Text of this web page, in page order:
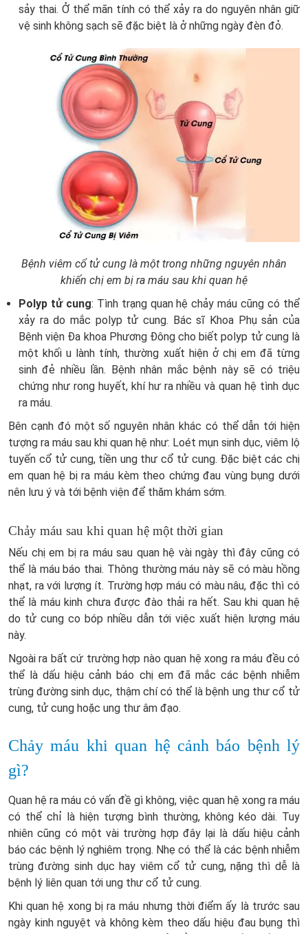
sảy thai. Ở thể mãn tính có thể xảy ra do nguyên nhân giữ
vệ sinh không sạch sẽ đặc biệt là ở những ngày đèn đỏ.
Bệnh viêm cổ tử cung là một trong những nguyên nhân
khiến chị em bị ra máu sau khi quan hệ
Polyp tử cung: Tình trạng quan hệ chảy máu cũng có thể
xảy ra do mắc polyp tử cung. Bác sĩ Khoa Phụ sản của
Bệnh viện Đa khoa Phương Đông cho biết polyp tử cung là
một khối u lành tính, thường xuất hiện ở chị em đã từng
sinh đẻ nhiều lần. Bệnh nhân mắc bệnh này sẽ có triệu
chứng như rong huyết, khí hư ra nhiều và quan hệ tình dục
ra máu.
Bên cạnh đó một số nguyên nhân khác có thể dẫn tới hiện
tượng ra máu sau khi quan hệ như: Loét mụn sinh dục, viêm lộ
tuyến cổ tử cung, tiền ung thư cổ tử cung. Đặc biệt các chị
em quan hệ bị ra máu kèm theo chứng đau vùng bụng dưới
nên lưu ý và tới bệnh viện để thăm khám sớm.
Chảy máu sau khi quan hệ một thời gian
Nếu chị em bị ra máu sau quan hệ vài ngày thì đây cũng có
thể là máu báo thai. Thông thường máu này sẽ có màu hồng
nhạt, ra với lượng ít. Trường hợp máu có màu nâu, đặc thì có
thể là máu kinh chưa được đào thải ra hết. Sau khi quan hệ
do tử cung co bóp nhiều dẫn tới việc xuất hiện lượng máu
này.
Ngoài ra bất cứ trường hợp nào quan hệ xong ra máu đều có
thể là dấu hiệu cảnh báo chị em đã mắc các bệnh nhiễm
trùng đường sinh dục, thậm chí có thể là bệnh ung thư cổ tử
cung, tử cung hoặc ung thư âm đạo.
Chảy máu khi quan hệ cảnh báo bệnh lý
gì?
Quan hệ ra máu có vấn đề gì không, việc quan hệ xong ra máu
có thể chỉ là hiện tượng bình thường, không kéo dài. Tuy
nhiên cũng có một vài trường hợp đây lại là dấu hiệu cảnh
báo các bệnh lý nghiêm trọng. Nhẹ có thể là các bệnh nhiễm
trùng đường sinh dục hay viêm cổ tử cung, nặng thì dễ là
bệnh lý liên quan tới ung thư cổ tử cung.
Khi quan hệ xong bị ra máu nhưng thời điểm ấy là trước sau
ngày kinh nguyệt và không kèm theo dấu hiệu đau bụng thì